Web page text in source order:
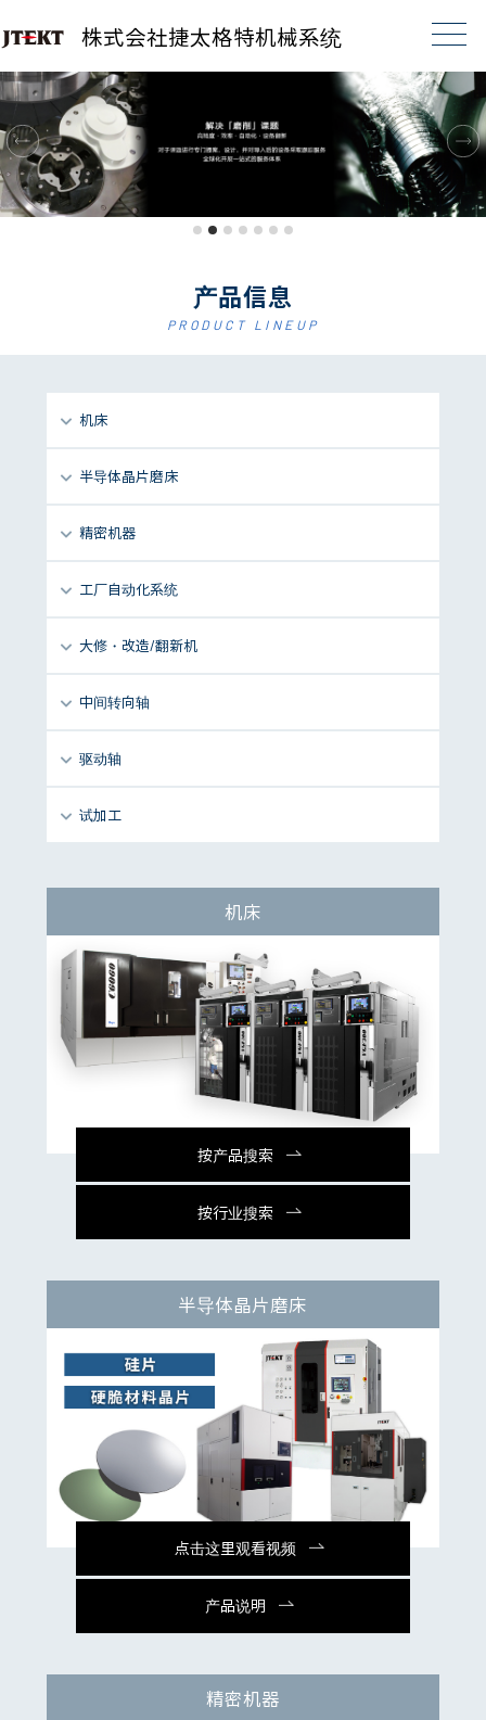
株式会社捷太格特机械系统
产品信息
PRODUCT LINEUP
机床
半导体晶片磨床
精密机器
工厂自动化系统
大修・改造/翻新机
中间转向轴
驱动轴
试加工
机床
按产品搜索
按行业搜索
半导体晶片磨床
点击这里观看视频
产品说明
精密机器